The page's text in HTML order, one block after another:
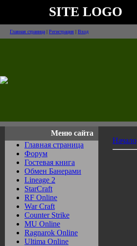
SITE LOGO
Главная страница | Регистрация | Вход
Меню сайта
Главная страница
Форум
Гостевая книга
Обмен Банерами
Lineage 2
StarCraft
RF Online
War Craft
Counter Strike
MU Online
Ragnarok Online
Ultima Online
Начало